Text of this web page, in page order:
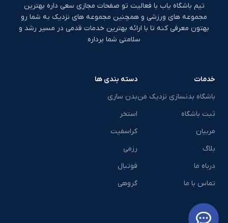
تیم باشگاه یاب با فعالیت تو صفحات مجازی سعی داره بهترین
مجموعه های ورزشی و همچنین مجموعه های نزدیک به شما رو
بهتون معرفی کنه تا با ارائه بهترین خدمات قدمی در مسیر رشد و
سلامتی شما برداره
خدمات
باشگاه بدنسازی نزدیک من
ثبت باشگاه
مربیان
بلاگ
درباه ما
تماس با ما
دسته بندی ها
بدن سازی
استخر
کراسفیت
رزمی
فوتبال
گروهی